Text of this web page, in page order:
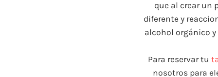
que al crear un
diferente y
alcohol orgánico
Para reservar tu
nosotros para